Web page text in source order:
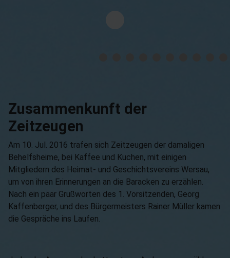
Zusammenkunft der
Zeitzeugen
Am 10. Jul. 2016 trafen sich Zeitzeugen der damaligen
Behelfsheime, bei Kaffee und Kuchen, mit einigen
Mitgliedern des Heimat- und Geschichtsvereins Wersau,
um von ihren Erinnerungen an die Baracken zu erzählen.
Nach ein paar Grußworten des 1. Vorsitzenden, Georg
Kaffenberger, und des Bürgermeisters Rainer Müller kamen
die Gespräche ins Laufen.